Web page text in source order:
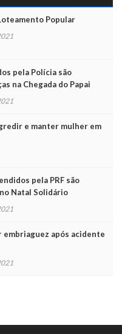
Popular
pela Polícia são
na Chegada do Papai
e manter mulher em
pela PRF são
Natal Solidário
após acidente